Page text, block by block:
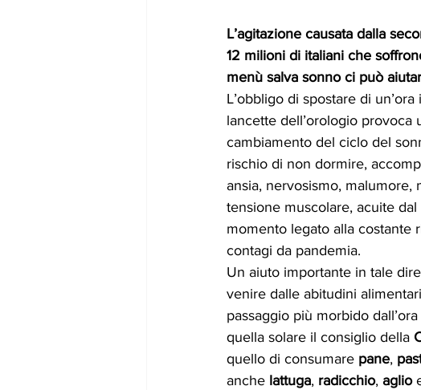
L’agitazione causata dalla
12 milioni di italiani che
menù salva sonno ci può
L’obbligo di spostare di
lancette dell’orologio provoca
cambiamento del ciclo del
rischio di non dormire,
ansia, nervosismo, malumore,
tensione muscolare, acuite
momento legato alla costante
contagi da pandemia.
Un aiuto importante in tale
venire dalle abitudini
passaggio più morbido
quella solare il consiglio della
quello di consumare pane,
anche lattuga, radicchio, aglio